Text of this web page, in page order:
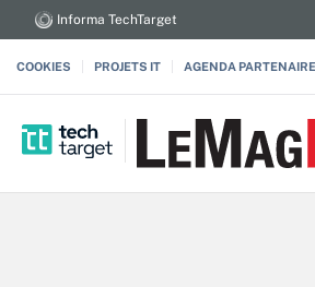
Informa TechTarget
COOKIES PROJETS IT AGENDA